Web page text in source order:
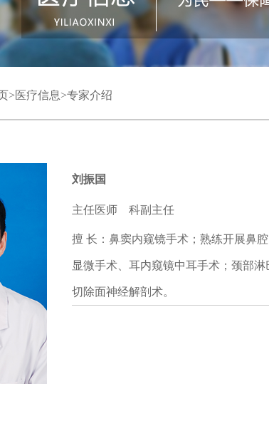
>医疗信息>专家介绍
刘振国
主任医师 科副主任
擅 长：鼻窦内窥镜手术；熟练开展鼻
显微手术、耳内窥镜中耳手术；颈部
切除面神经解剖术。